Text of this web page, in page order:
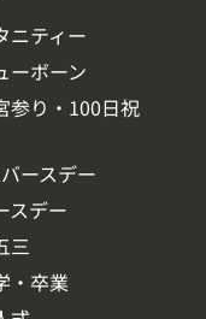
ニティー
ーボーン
参り・100日祝
ースデー
スデー
三
・卒業